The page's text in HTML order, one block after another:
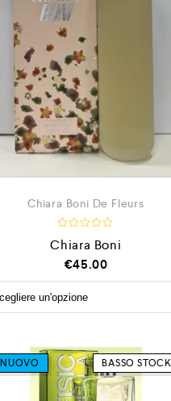
Chiara Boni De Fleurs
V
a
t
t
o
u
5
Chiara Boni
€45.00
BASSO STOCK
NUOVO